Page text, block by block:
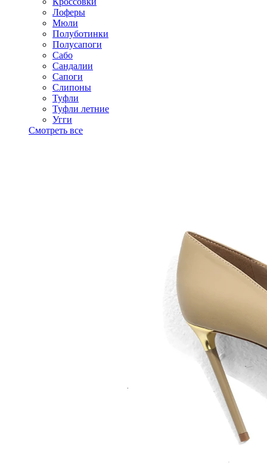
Лоферы
Мюли
Полуботинки
Полусапоги
Сабо
Сандалии
Сапоги
Слипоны
Туфли
Туфли летние
Угги
Смотреть все